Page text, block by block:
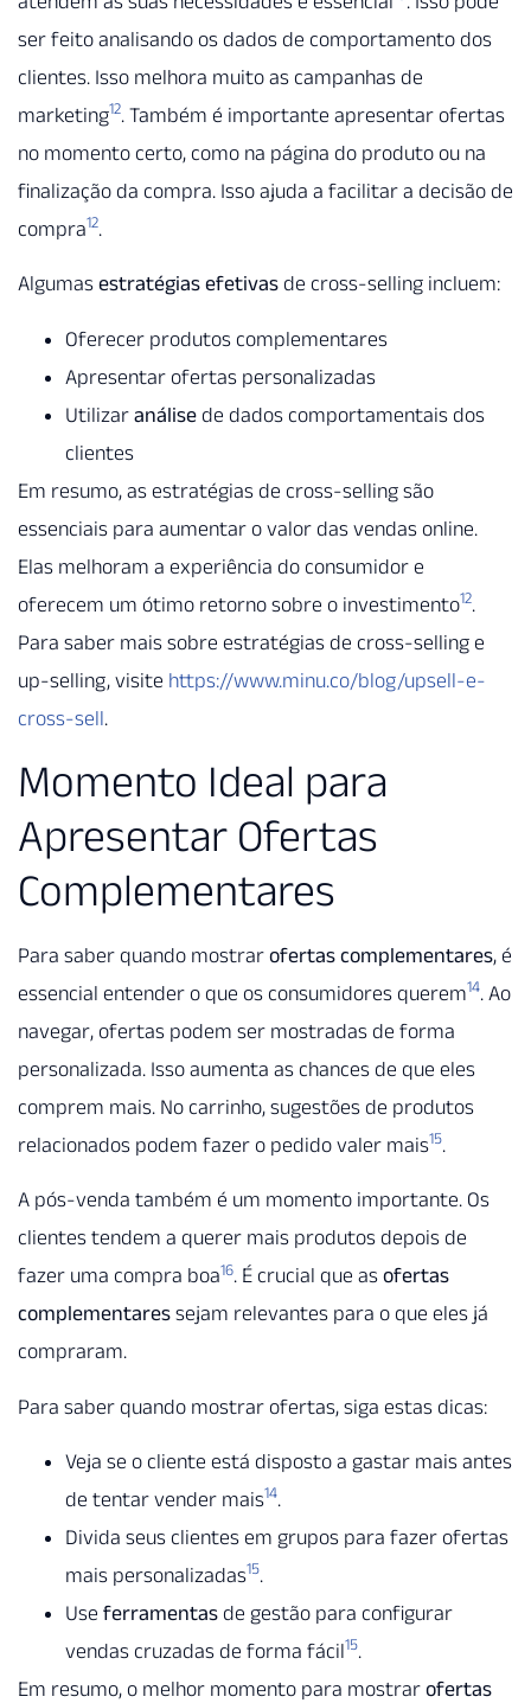
ser feito analisando os dados de comportamento dos
clientes. Isso melhora muito as campanhas de
marketing12. Também é importante apresentar ofertas
no momento certo, como na página do produto ou na
finalização da compra. Isso ajuda a facilitar a decisão de
compra12.
Algumas estratégias efetivas de cross-selling incluem:
Oferecer produtos complementares
Apresentar ofertas personalizadas
Utilizar análise de dados comportamentais dos
clientes
Em resumo, as estratégias de cross-selling são
essenciais para aumentar o valor das vendas online.
Elas melhoram a experiência do consumidor e
oferecem um ótimo retorno sobre o investimento12.
Para saber mais sobre estratégias de cross-selling e
up-selling, visite https://www.minu.co/blog/upsell-e-
cross-sell.
Momento Ideal para
Apresentar Ofertas
Complementares
Para saber quando mostrar ofertas complementares, é
essencial entender o que os consumidores querem14. Ao
navegar, ofertas podem ser mostradas de forma
personalizada. Isso aumenta as chances de que eles
comprem mais. No carrinho, sugestões de produtos
relacionados podem fazer o pedido valer mais15.
A pós-venda também é um momento importante. Os
clientes tendem a querer mais produtos depois de
fazer uma compra boa16. É crucial que as ofertas
complementares sejam relevantes para o que eles já
compraram.
Para saber quando mostrar ofertas, siga estas dicas:
Veja se o cliente está disposto a gastar mais antes
de tentar vender mais14.
Divida seus clientes em grupos para fazer ofertas
mais personalizadas15.
Use ferramentas de gestão para configurar
vendas cruzadas de forma fácil15.
Em resumo, o melhor momento para mostrar ofertas